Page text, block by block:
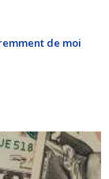
de moi